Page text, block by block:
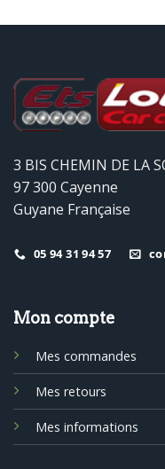
3 BIS CHEMIN DE LA
97 300 Cayenne
Guyane Française
05 94 31 94 57
Mon compte
Mes commandes
Mes retours
Mes informations